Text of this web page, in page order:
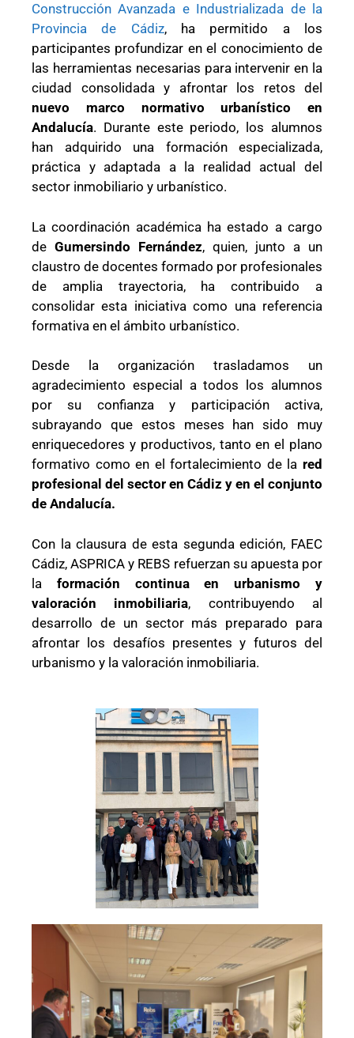
Construcción Avanzada e Industrializada de la
Provincia de Cádiz, ha permitido a los
participantes profundizar en el conocimiento de
las herramientas necesarias para intervenir en la
ciudad consolidada y afrontar los retos del
nuevo marco normativo urbanístico en
Andalucía. Durante este periodo, los alumnos
han adquirido una formación especializada,
práctica y adaptada a la realidad actual del
sector inmobiliario y urbanístico.
La coordinación académica ha estado a cargo
de Gumersindo Fernández, quien, junto a un
claustro de docentes formado por profesionales
de amplia trayectoria, ha contribuido a
consolidar esta iniciativa como una referencia
formativa en el ámbito urbanístico.
Desde la organización trasladamos un
agradecimiento especial a todos los alumnos
por su confianza y participación activa,
subrayando que estos meses han sido muy
enriquecedores y productivos, tanto en el plano
formativo como en el fortalecimiento de la red
profesional del sector en Cádiz y en el conjunto
de Andalucía.
Con la clausura de esta segunda edición, FAEC
Cádiz, ASPRICA y REBS refuerzan su apuesta por
la formación continua en urbanismo y
valoración inmobiliaria, contribuyendo al
desarrollo de un sector más preparado para
afrontar los desafíos presentes y futuros del
urbanismo y la valoración inmobiliaria.